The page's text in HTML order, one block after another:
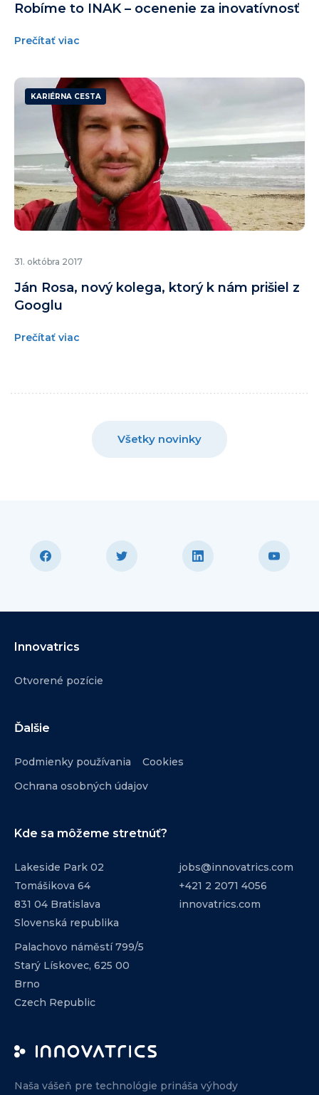
Robíme to INAK – ocenenie za inovatívnosť
Prečítať viac
KARIÉRNA CESTA
31. októbra 2017
Ján Rosa, nový kolega, ktorý k nám prišiel z
Googlu
Prečítať viac
Všetky novinky
Innovatrics
Otvorené pozície
Ďalšie
Podmienky používania
Cookies
Ochrana osobných údajov
Kde sa môžeme stretnúť?
Lakeside Park 02
Tomášikova 64
831 04 Bratislava
Slovenská republika
Palachovo náměstí 799/5
Starý Lískovec, 625 00
Brno
Czech Republic
jobs@innovatrics.com
+421 2 2071 4056
innovatrics.com
Naša vášeň pre technológie prináša výhody